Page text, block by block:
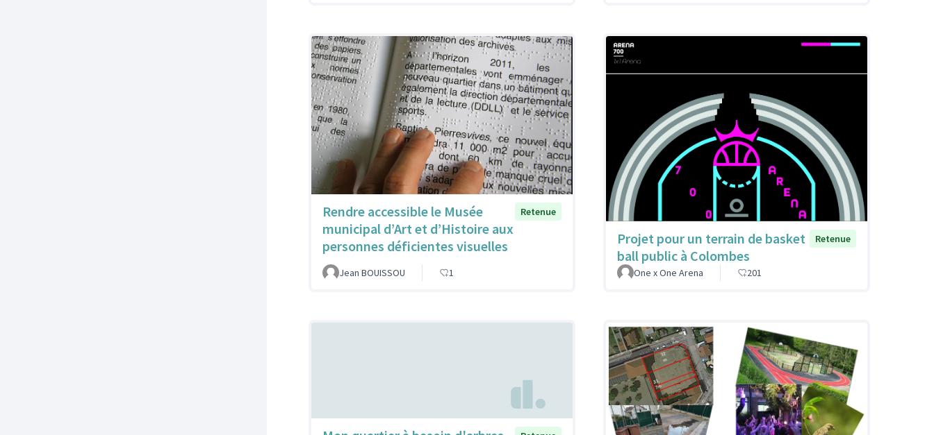
Rendre accessible le Musée
municipal d’Art et d’Histoire aux
personnes déficientes visuelles
Retenue
Jean BOUISSOU 1
Projet pour un terrain de basket
ball public à Colombes
Retenue
One x One Arena 201